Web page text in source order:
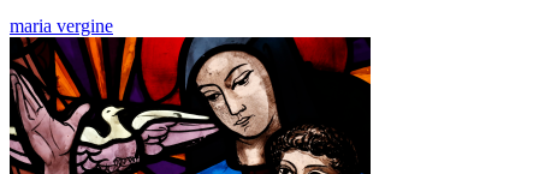
maria vergine